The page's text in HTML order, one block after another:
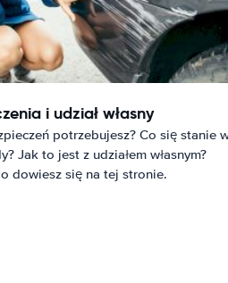
i udział własny
potrzebujesz? Co się stanie
Jak to jest z udziałem własnym?
dowiesz się na tej stronie.